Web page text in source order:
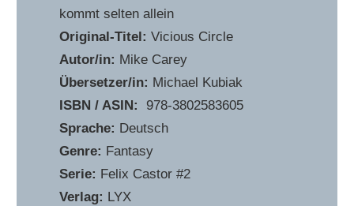
kommt selten allein
Original-Titel: Vicious Circle
Autor/in: Mike Carey
Übersetzer/in: Michael Kubiak
ISBN / ASIN:
‎ 978-3802583605
Sprache: Deutsch
Genre: Fantasy
Serie: Felix Castor #2
Verlag: LYX